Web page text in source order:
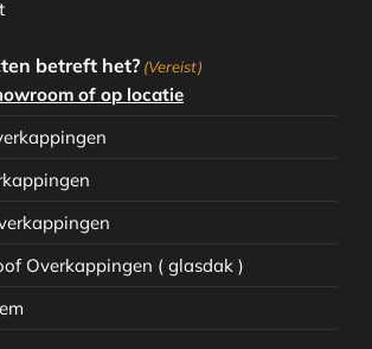
betreft het? (Vereist)
of op locatie
Overkappingen ( glasdak )